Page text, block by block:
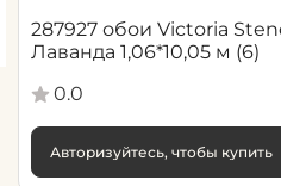
287927 обои Victoria
Лаванда 1,06*10,05 м (6)
0.0
Авторизуйтесь, чтобы купить